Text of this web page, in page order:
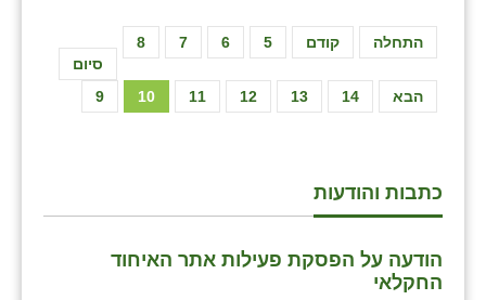
התחלה קודם 5
6
7
8
9 10 11 12 13 14 הבא
סיום
כתבות והודעות
הודעה על הפסקת פעילות אתר האיחוד
החקלאי